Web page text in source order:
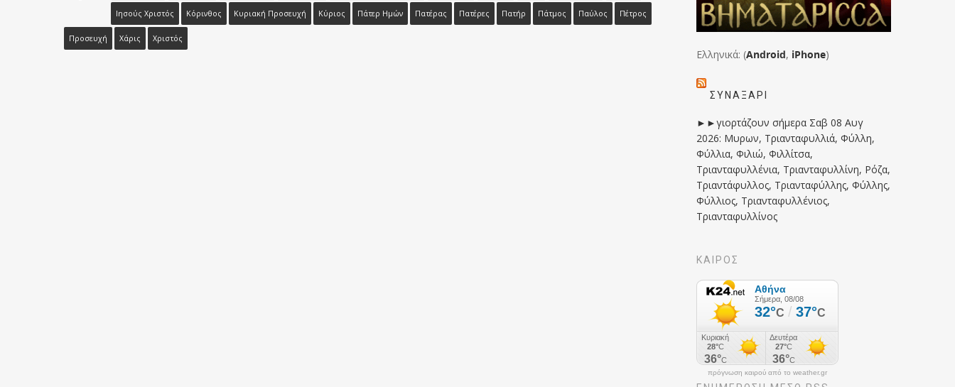
Ιησούς Χριστός Κόρινθος Κυριακή Προσευχή Κύριος Πάτερ Ημών Πατέρας Πατέρες Πατήρ Πάτμος Παύλος Πέτρος
Προσευχή Χάρις Χριστός
Ελληνικά: (Android, iPhone)
ΣΥΝΑΞΆΡΙ
►►γιορτάζουν σήμερα Σαβ 08 Αυγ
2026: Μυρων, Τριανταφυλλιά, Φύλλη,
Φύλλια, Φιλιώ, Φιλλίτσα,
Τριανταφυλλένια, Τριανταφυλλίνη, Ρόζα,
Τριαντάφυλλος, Τριανταφύλλης, Φύλλης,
Φύλλιος, Τριανταφυλλένιος,
Τριανταφυλλίνος
ΚΑΙΡΟΣ
πρόγνωση καιρού από το weather.gr